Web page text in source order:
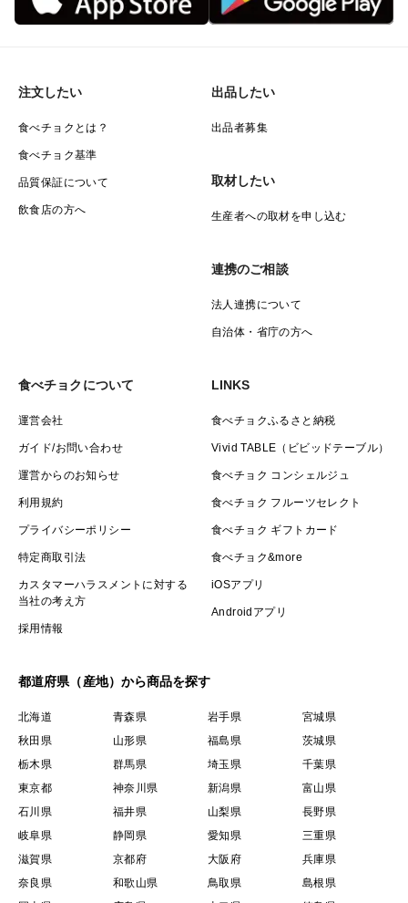
注文したい
食べチョクとは？
食べチョク基準
品質保証について
飲食店の方へ
出品したい
出品者募集
取材したい
生産者への取材を申し込む
連携のご相談
法人連携について
自治体・省庁の方へ
食べチョクについて
運営会社
ガイド/お問い合わせ
運営からのお知らせ
利用規約
プライバシーポリシー
特定商取引法
カスタマーハラスメントに対する
当社の考え方
採用情報
LINKS
食べチョクふるさと納税
Vivid TABLE（ビビッドテーブル）
食べチョク コンシェルジュ
食べチョク フルーツセレクト
食べチョク ギフトカード
食べチョク&more
iOSアプリ
Androidアプリ
都道府県（産地）から商品を探す
北海道 青森県 岩手県
宮城県
秋田県
山形県 福島県
茨城県
栃木県
群馬県 埼玉県
千葉県
東京都
神奈川県 新潟県
富山県
石川県
福井県 山梨県
長野県
岐阜県
静岡県 愛知県
三重県
滋賀県
京都府 大阪府
兵庫県
奈良県
和歌山県 鳥取県
島根県